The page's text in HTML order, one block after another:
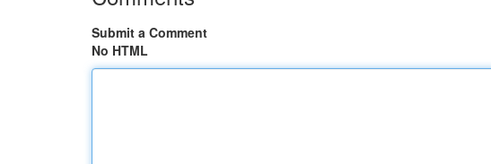
Submit a Comment
No HTML